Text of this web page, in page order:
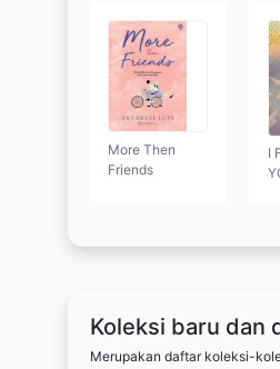
More Then
Friends
I
Koleksi baru dan
Merupakan daftar koleksi-